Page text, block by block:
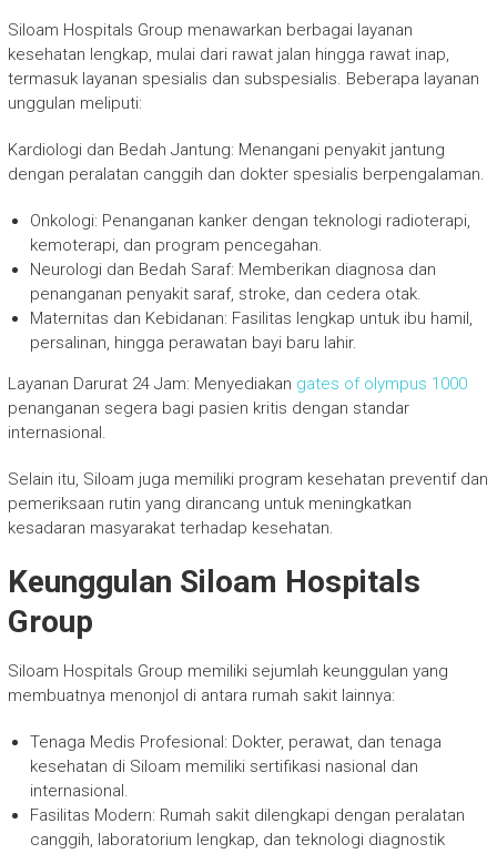
Siloam Hospitals Group menawarkan berbagai layanan
kesehatan lengkap, mulai dari rawat jalan hingga rawat inap,
termasuk layanan spesialis dan subspesialis. Beberapa layanan
unggulan meliputi:
Kardiologi dan Bedah Jantung: Menangani penyakit jantung
dengan peralatan canggih dan dokter spesialis berpengalaman.
Onkologi: Penanganan kanker dengan teknologi radioterapi,
kemoterapi, dan program pencegahan.
Neurologi dan Bedah Saraf: Memberikan diagnosa dan
penanganan penyakit saraf, stroke, dan cedera otak.
Maternitas dan Kebidanan: Fasilitas lengkap untuk ibu hamil,
persalinan, hingga perawatan bayi baru lahir.
Layanan Darurat 24 Jam: Menyediakan gates of olympus 1000
penanganan segera bagi pasien kritis dengan standar
internasional.
Selain itu, Siloam juga memiliki program kesehatan preventif dan
pemeriksaan rutin yang dirancang untuk meningkatkan
kesadaran masyarakat terhadap kesehatan.
Keunggulan Siloam Hospitals
Group
Siloam Hospitals Group memiliki sejumlah keunggulan yang
membuatnya menonjol di antara rumah sakit lainnya:
Tenaga Medis Profesional: Dokter, perawat, dan tenaga
kesehatan di Siloam memiliki sertifikasi nasional dan
internasional.
Fasilitas Modern: Rumah sakit dilengkapi dengan peralatan
canggih, laboratorium lengkap, dan teknologi diagnostik